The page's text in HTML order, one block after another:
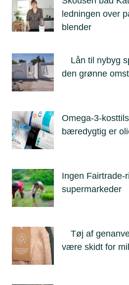
ledningen over
blender
Lån til nybyg
den grønne
Omega-3-
bæredygtig er
Ingen Fairtrade-
supermarkeder
Tøj af
være skidt for